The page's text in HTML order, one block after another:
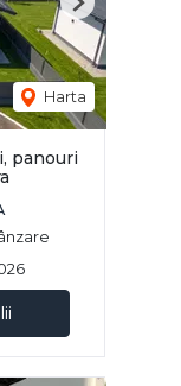
Harta
Next
panouri